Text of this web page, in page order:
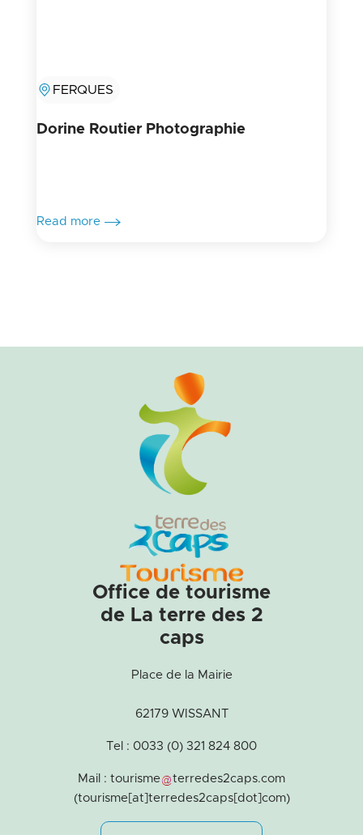
FERQUES
Dorine Routier Photographie
Read more
Office de tourisme
de La terre des 2
caps
Place de la Mairie
62179 WISSANT
Tel : 0033 (0) 321 824 800
Mail : tourisme terredes2caps.com
(tourisme[at]terredes2caps[dot]com)